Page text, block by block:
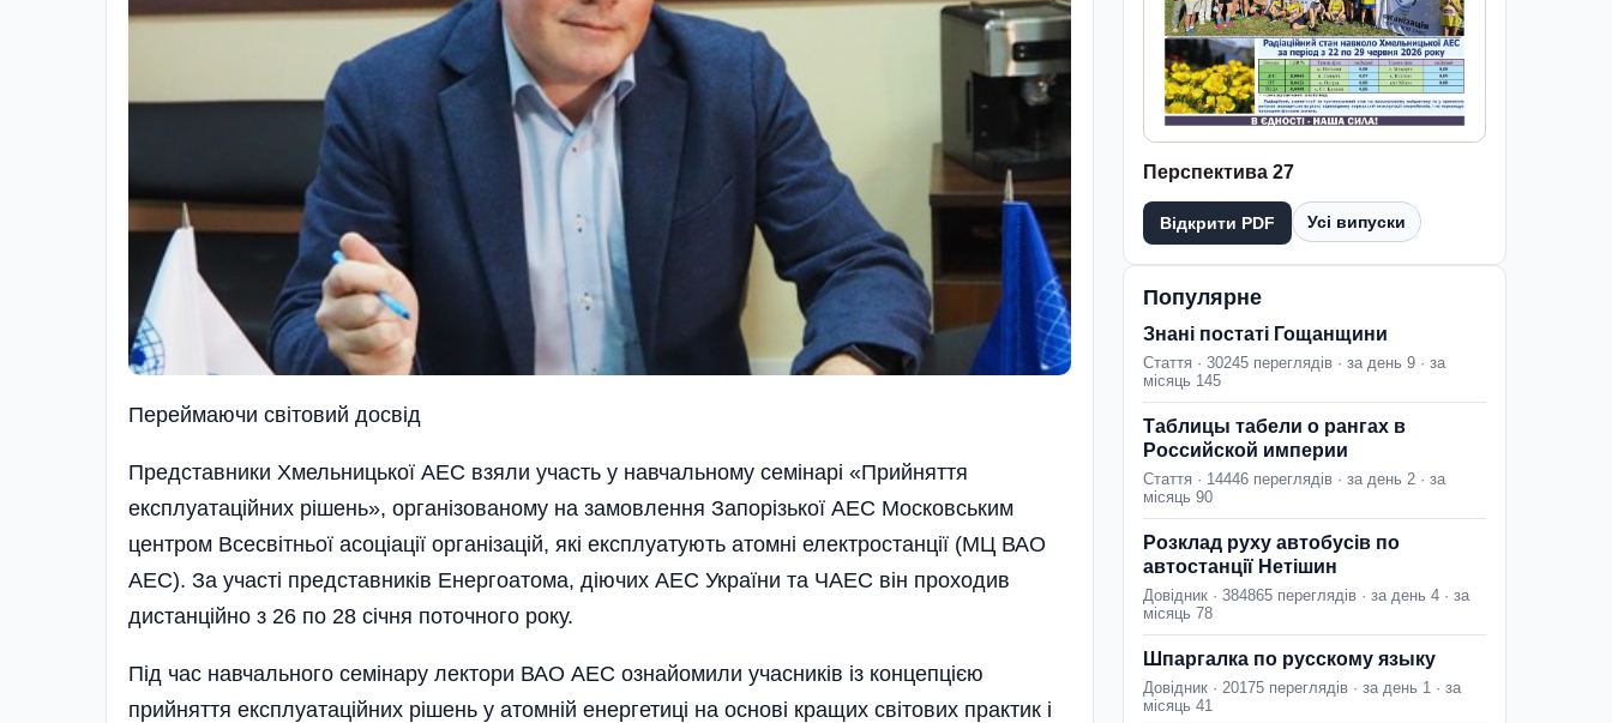
Переймаючи світовий досвід
Представники Хмельницької АЕС взяли участь у навчальному семінарі «Прийняття
експлуатаці­йних рішень», організованому на замовлення Запорізької АЕС Московським
центром Всесвітньої асоціації організацій, які експлуатують атомні електростанції (МЦ ВАО
АЕС). За участі представників Енергоатома, діючих АЕС України та ЧАЕС він проходив
дистанційно з 26 по 28 січня поточного року.
Під час навчального семінару лектори ВАО АЕС ознайомили учасників із концепцією
прийняття експлуатаційних рішень у атомній енергетиці на основі кращих світових практик і
Перспектива 27
Відкрити PDF Усі випуски
Популярне
Знані постаті Гощанщини
Стаття · 30245 переглядів · за день 9 · за
місяць 145
Таблицы табели о рангах в
Российской империи
Стаття · 14446 переглядів · за день 2 · за
місяць 90
Розклад руху автобусів по
автостанції Нетішин
Довідник · 384865 переглядів · за день 4 · за
місяць 78
Шпаргалка по русскому языку
Довідник · 20175 переглядів · за день 1 · за
місяць 41